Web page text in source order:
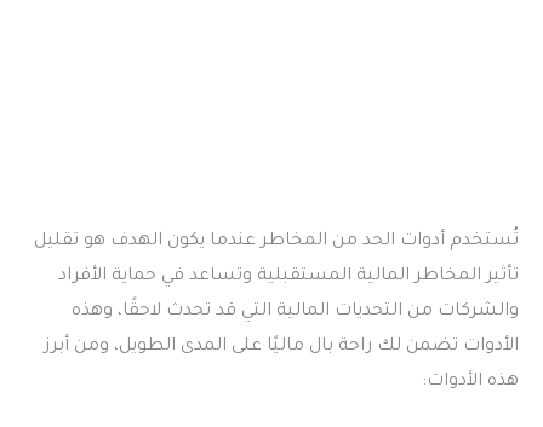
تُستخدم أدوات الحد من المخاطر عندما يكون الهدف هو تقليل
تأثير المخاطر المالية المستقبلية وتساعد في حماية الأفراد
والشركات من التحديات المالية التي قد تحدث لاحقًا، وهذه
الأدوات تضمن لك راحة بال ماليًا على المدى الطويل، ومن أبرز
هذه الأدوات: